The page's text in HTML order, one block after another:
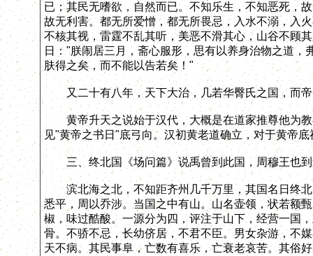
已；其民无嗜欲，自然而已。不知乐生，不知恶死，
故无利害。都无所爱憎，都无所畏忌，入水不溺，入
不核其视，雷霆不乱其听，美恶不滑其心，山谷不顾
日："朕闹居三月，斋心服形，思有以养身治物之道
肤得之矣，而不能以告若矣！"
又二十有八年，天下大治，几若华臀氏之国，而帝
黄帝升天之说始于汉代，大概是在道家推尊他为教
见"黄帝之书日"底弓向。汉初黄老道确立，对于黄帝
三、终北国《场问篇》说禹曾到此国，周穆王也到
滨北海之北，不知距齐州几千万里，其国名日终北
悉平，周以乔涉。当国之中有山。山名壶领，状若额
椒，味过酷酸。一源分为四，评注于山下，经营一国
骨。不骄不忌，长幼侪居，不君不臣。男女杂游，不
天不病。其民事阜，亡数有喜乐，亡衰老哀苦。其俗